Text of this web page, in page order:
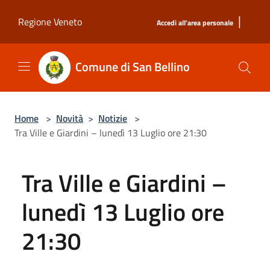
Regione Veneto
Accedi all'area personale |
Comune di San Bellino
Home > Novità > Notizie >
Tra Ville e Giardini – lunedì 13 Luglio ore 21:30
Tra Ville e Giardini –
lunedì 13 Luglio ore
21:30